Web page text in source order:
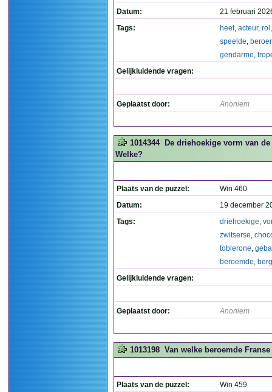
Datum:
21 februari
Tags:
heet, acteur, rol
speelde,
gendarme,
Gelijkluidende vragen:
Geplaatst door: Anoniem
1014344
De driehoekige vorm van
Welke?
Plaats van de puzzel:
Win 460
Datum:
19 december
Tags:
driehoekige,
zwitserse,
toblerone,
beroemde, berg
Gelijkluidende vragen:
Geplaatst door: Anoniem
1013198 Van welke beroemde
Plaats van de puzzel: Win 459